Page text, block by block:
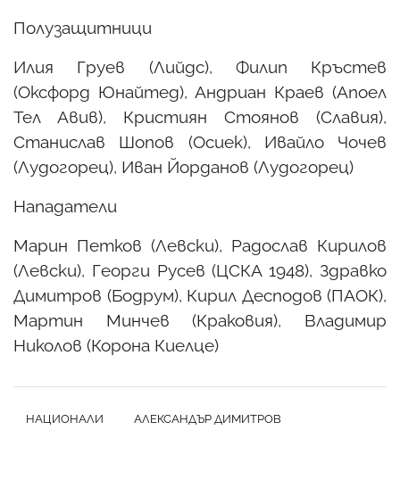
Полузащитници
Илия Груев (Лийдс), Филип Кръстев
(Оксфорд Юнайтед), Андриан Краев (Апоел
Тел Авив), Кристиян Стоянов (Славия),
Станислав Шопов (Осиек), Ивайло Чочев
(Лудогорец), Иван Йорданов (Лудогорец)
Нападатели
Марин Петков (Левски), Радослав Кирилов
(Левски), Георги Русев (ЦСКА 1948), Здравко
Димитров (Бодрум), Кирил Десподов (ПАОК),
Мартин Минчев (Краковия), Владимир
Николов (Корона Киелце)
НАЦИОНАЛИ АЛЕКСАНДЪР ДИМИТРОВ